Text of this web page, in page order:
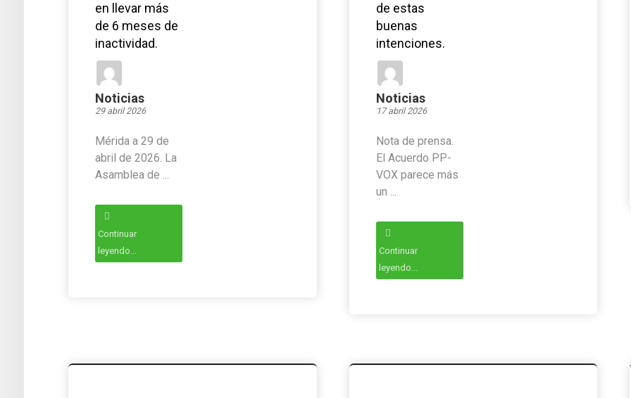
en llevar más
de 6 meses de
inactividad.
Noticias
29 abril 2026
Mérida a 29 de
abril de 2026. La
Asamblea de ...
Continuar
leyendo...
de estas
buenas
intenciones.
Noticias
17 abril 2026
Nota de prensa.
El Acuerdo PP-
VOX parece más
un ...
Continuar
leyendo...